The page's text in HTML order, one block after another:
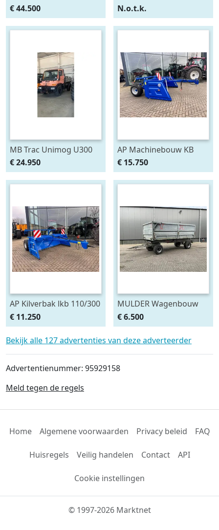
Fronthef en PTO (bj
2010)
€ 44.500
voorlader (bj 2013)
N.o.t.k.
MB Trac Unimog U300
(bj 2005)
€ 24.950
AP Machinebouw KB
110/300 ETV kilverbak (bj
2025)
€ 15.750
AP Kilverbak lkb 110/300
(bj 2025)
€ 11.250
MULDER Wagenbouw
Glas Constructie
Containerbak wag
€ 6.500
Bekijk alle 127 advertenties van deze adverteerder
Advertentienummer: 95929158
Meld tegen de regels
Home Algemene voorwaarden Privacy beleid FAQ
Huisregels Veilig handelen Contact API
Cookie instellingen
© 1997-2026 Marktnet